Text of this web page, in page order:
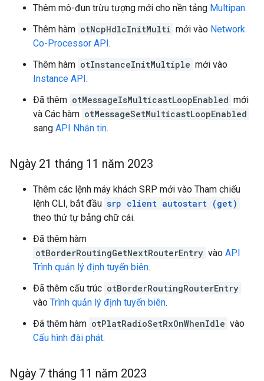
Thêm mô-đun trừu tượng mới cho nền tảng Multipan.
Thêm hàm otNcpHdlcInitMulti mới vào Network
Co-Processor API.
Thêm hàm otInstanceInitMultiple mới vào
Instance API.
Đã thêm otMessageIsMulticastLoopEnabled mới
và Các hàm otMessageSetMulticastLoopEnabled
sang API Nhắn tin.
Ngày 21 tháng 11 năm 2023
Thêm các lệnh máy khách SRP mới vào Tham chiếu
lệnh CLI, bắt đầu srp client autostart (get)
theo thứ tự bảng chữ cái.
Đã thêm hàm
otBorderRoutingGetNextRouterEntry vào API
Trình quản lý định tuyến biên.
Đã thêm cấu trúc otBorderRoutingRouterEntry
vào Trình quản lý định tuyến biên.
Đã thêm hàm otPlatRadioSetRxOnWhenIdle vào
Cấu hình đài phát.
Ngày 7 tháng 11 năm 2023